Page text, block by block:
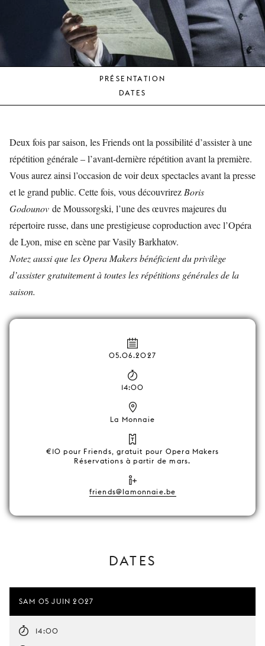
JEUNE
PUBLIC
LA
MONNAIE
SOUTENIR
PRÉSENTATION
DATES
Deux fois par saison, les Friends ont la possibilité d’assister à une
répétition générale – l’avant-dernière répétition avant la première.
Vous aurez ainsi l’occasion de voir deux spectacles avant la presse
et le grand public. Cette fois, vous découvrirez Boris
Godounov de Moussorgski, l’une des œuvres majeures du
répertoire russe, dans une prestigieuse coproduction avec l’Opéra
de Lyon, mise en scène par Vasily Barkhatov.
Notez aussi que les Opera Makers bénéficient du privilège
d’assister gratuitement à toutes les répétitions générales de la
saison.
05.06.2027
14:00
La Monnaie
€10 pour Friends, gratuit pour Opera Makers
Réservations à partir de mars.
friends@lamonnaie.be
DATES
SAM 05 JUIN 2027
14:00